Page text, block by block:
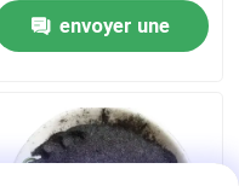
envoyer une